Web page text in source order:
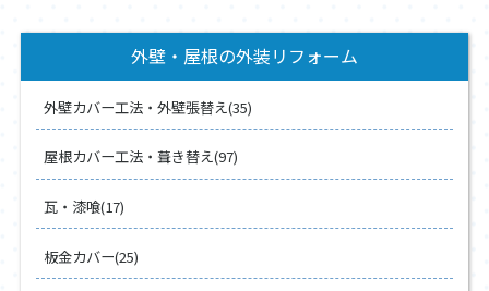
外壁・屋根の外装リフォーム
外壁カバー工法・外壁張替え(35)
屋根カバー工法・葺き替え(97)
瓦・漆喰(17)
板金カバー(25)